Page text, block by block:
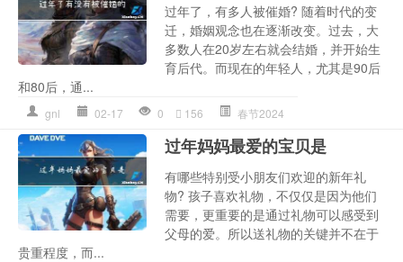
过年了，有多人被催婚? 随着时代的变
迁，婚姻观念也在逐渐改变。过去，大
多数人在20岁左右就会结婚，并开始生
育后代。而现在的年轻人，尤其是90后
和80后，通...
gnl 02-17 0 156 春节2024
过年妈妈最爱的宝贝是
有哪些特别受小朋友们欢迎的新年礼
物? 孩子喜欢礼物，不仅仅是因为他们
需要，更重要的是通过礼物可以感受到
父母的爱。所以送礼物的关键并不在于
贵重程度，而...